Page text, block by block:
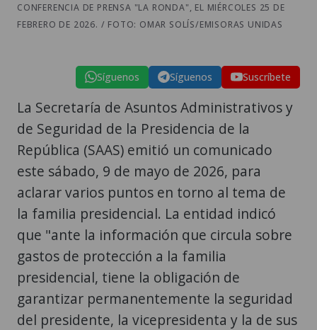
CONFERENCIA DE PRENSA "LA RONDA", EL MIÉRCOLES 25 DE
FEBRERO DE 2026. / FOTO: OMAR SOLÍS/EMISORAS UNIDAS
Síguenos Síguenos Suscríbete
La Secretaría de Asuntos Administrativos y
de Seguridad de la Presidencia de la
República (SAAS) emitió un comunicado
este sábado, 9 de mayo de 2026, para
aclarar varios puntos en torno al tema de
la familia presidencial. La entidad indicó
que "ante la información que circula sobre
gastos de protección a la familia
presidencial, tiene la obligación de
garantizar permanentemente la seguridad
del presidente, la vicepresidenta y la de sus